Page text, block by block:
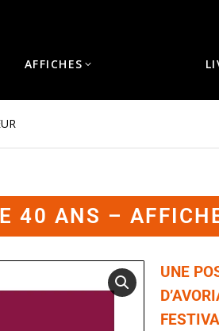
AFFICHES
40 ANS –
UNE